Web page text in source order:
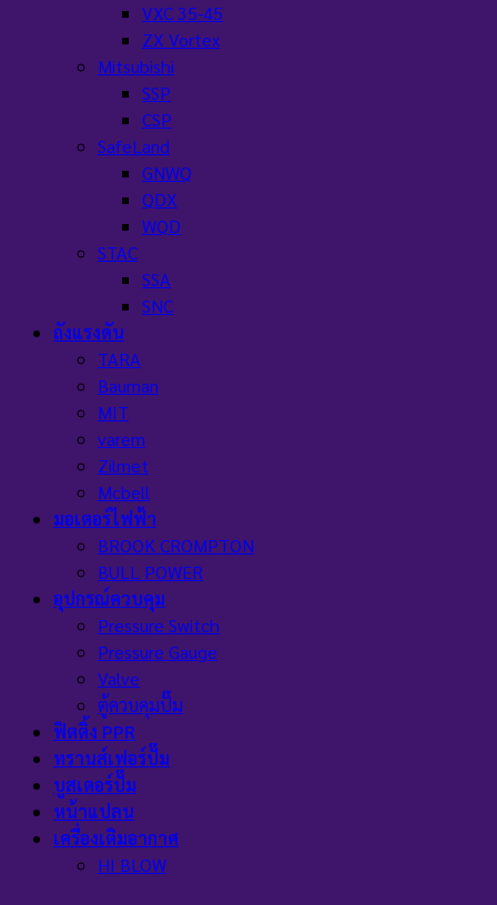
VXC 35-45
ZX Vortex
Mitsubishi
SSP
CSP
SafeLand
GNWQ
QDX
WQD
STAC
SSA
SNC
ถังแรงดัน
TARA
Bauman
MIT
varem
Zilmet
Mcbell
มอเตอร์ไฟฟ้า
BROOK CROMPTON
BULL POWER
อุปกรณ์ควบคุม
Pressure Switch
Pressure Gauge
Valve
ตู้ควบคุมปั๊ม
ฟิตติ้ง PPR
ทรานส์เฟอร์ปั๊ม
บูสเตอร์ปั๊ม
หน้าแปลน
เครื่องเติมอากาศ
HI BLOW